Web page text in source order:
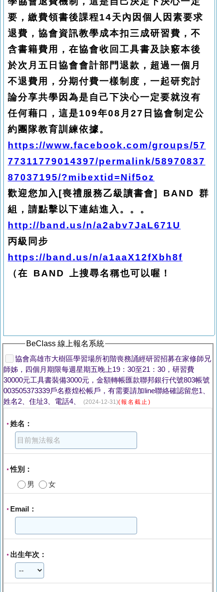
要，繳費領書後課程14天內因個人因素要求
退費，協會資訊教學成本扣三成研習費，不
含書籍費用，在協會收回工具書及訣竅本後
於次月五日協會會計部門退款，超過一個月
不退費用，分期付費一樣制度，一起研究討
論分享共學因為是自己下決心一定要就沒有
任何藉口，這是109年08月27日協會制定公
約團隊教育訓練依據。
https://www.facebook.com/groups/57
77311779014397/permalink/58970837
87037195/?mibextid=Nif5oz
歡迎您加入[喪禮服務乙級讀書會] BAND 群
組，請點擊以下連結進入。。。
http://band.us/n/a2abv7JaL671U
丙級同步
https://band.us/n/a1aaX12fXbh8f
（在 BAND 上搜尋名稱也可以喔！
BeClass 線上報名系統
協會高雄市大樹區學習場所初階喪務誦經研習招募在家修師兄
師姊，四個月期限每週星期五晚上19：30至21：30，研習費
30000元工具書裝備3000元，金額轉帳匯款聯邦銀行代號803帳號
003505373339戶名蔡煌松帳戶，有需要請加line聯絡確認留您1、
姓名2、住址3、電話4、
(2024-12-31)(報名截止)
* 姓名：
*性別：
男
女
* Email：
* 出生年次：